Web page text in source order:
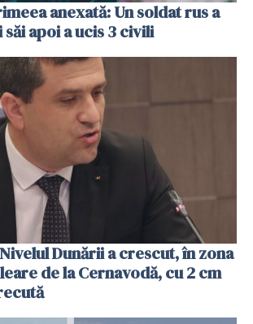
anexată: Un soldat rus a
apoi a ucis 3 civili
Dunării a crescut, în zona
de la Cernavodă, cu 2 cm